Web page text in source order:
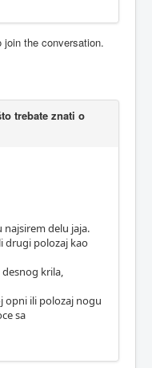
join the conversation.
trebate znati o
delu jaja.
drugi polozaj kao
krila,
opni ili polozaj nogu
sa